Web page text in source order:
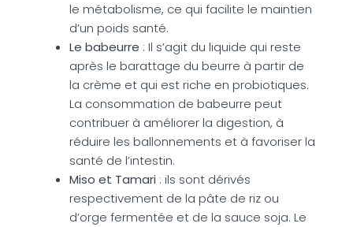
le métabolisme, ce qui facilite le maintien
d’un poids santé.
Le babeurre : Il s’agit du liquide qui reste
après le barattage du beurre à partir de
la crème et qui est riche en probiotiques.
La consommation de babeurre peut
contribuer à améliorer la digestion, à
réduire les ballonnements et à favoriser la
santé de l’intestin.
Miso et Tamari : ils sont dérivés
respectivement de la pâte de riz ou
d’orge fermentée et de la sauce soja. Le